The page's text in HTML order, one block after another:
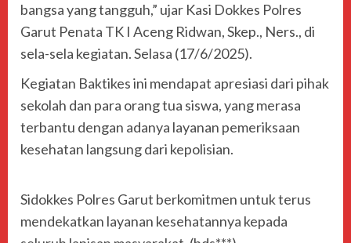
bangsa yang tangguh,” ujar Kasi Dokkes Polres
Garut Penata TK I Aceng Ridwan, Skep., Ners., di
sela-sela kegiatan. Selasa (17/6/2025).
Kegiatan Baktikes ini mendapat apresiasi dari pihak
sekolah dan para orang tua siswa, yang merasa
terbantu dengan adanya layanan pemeriksaan
kesehatan langsung dari kepolisian.
Sidokkes Polres Garut berkomitmen untuk terus
mendekatkan layanan kesehatannya kepada